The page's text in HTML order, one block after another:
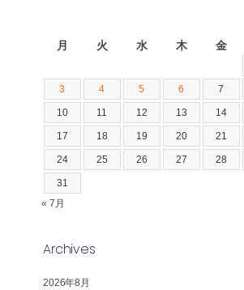
月 火 水 木 金
3 4 5 6 7
10 11 12 13 14
17 18 19 20 21
24 25 26 27 28
31
« 7月
Archives
2026年8月